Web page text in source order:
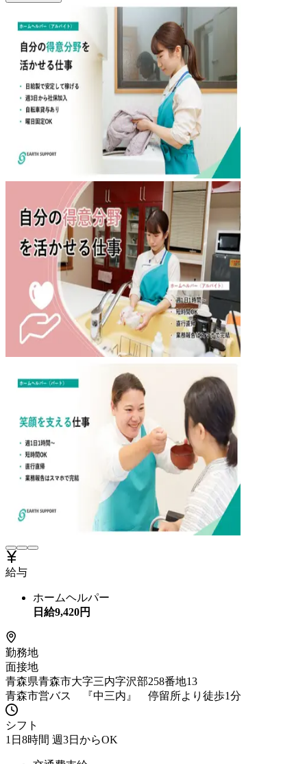
給与
ホームヘルパー
日給9,420円
勤務地
面接地
青森県青森市大字三内字沢部258番地13
青森市営バス 『中三内』 停留所より徒歩1分
シフト
1日8時間 週3日からOK